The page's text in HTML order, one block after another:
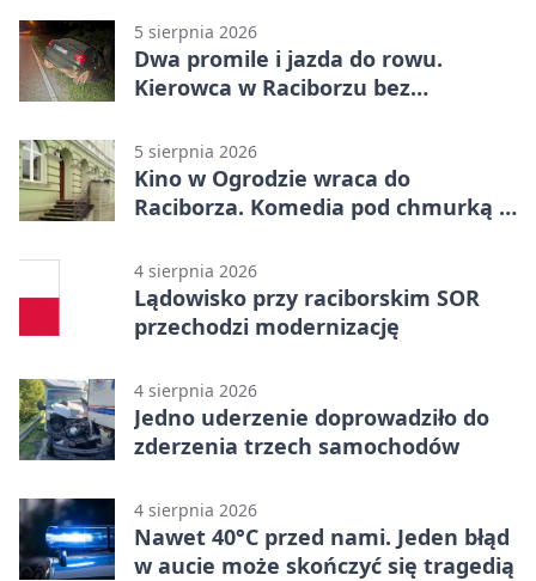
5 sierpnia 2026
Dwa promile i jazda do rowu.
Kierowca w Raciborzu bez
5 sierpnia 2026
Kino w Ogrodzie wraca do
Raciborza. Komedia pod chmurką w
4 sierpnia 2026
Lądowisko przy raciborskim SOR
przechodzi modernizację
4 sierpnia 2026
Jedno uderzenie doprowadziło do
zderzenia trzech samochodów
4 sierpnia 2026
Nawet 40°C przed nami. Jeden błąd
w aucie może skończyć się tragedią